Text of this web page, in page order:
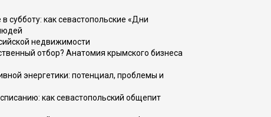
субботу: как севастопольские «Дни
недвижимости
отбор? Анатомия крымского бизнеса
энергетики: потенциал, проблемы и
как севастопольский общепит